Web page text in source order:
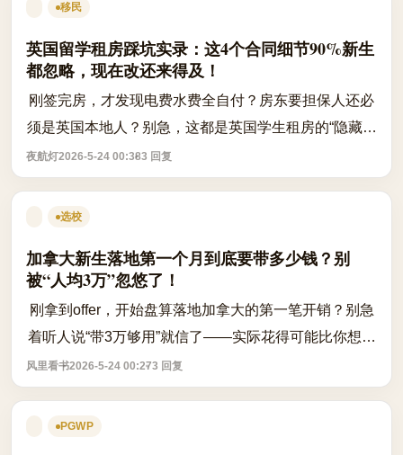
移民
英国留学租房踩坑实录：这4个合同细节90%新生
都忽略，现在改还来得及！
刚签完房，才发现电费水费全自付？房东要担保人还必
须是英国本地人？别急，这都是英国学生租房的“隐藏陷
阱”。不是你不够小心，是这些条款压根没写在广告里。
先说几个硬核事实，能帮你快速避...
夜航灯2026-5-24 00:383 回复
选校
加拿大新生落地第一个月到底要带多少钱？别
被“人均3万”忽悠了！
刚拿到offer，开始盘算落地加拿大的第一笔开销？别急
着听人说“带3万够用”就信了——实际花得可能比你想的
多，尤其在温哥华、多伦多这种城市，一次性支出容易
踩坑。 咱不整虚的，直接上可查的...
风里看书2026-5-24 00:273 回复
PGWP